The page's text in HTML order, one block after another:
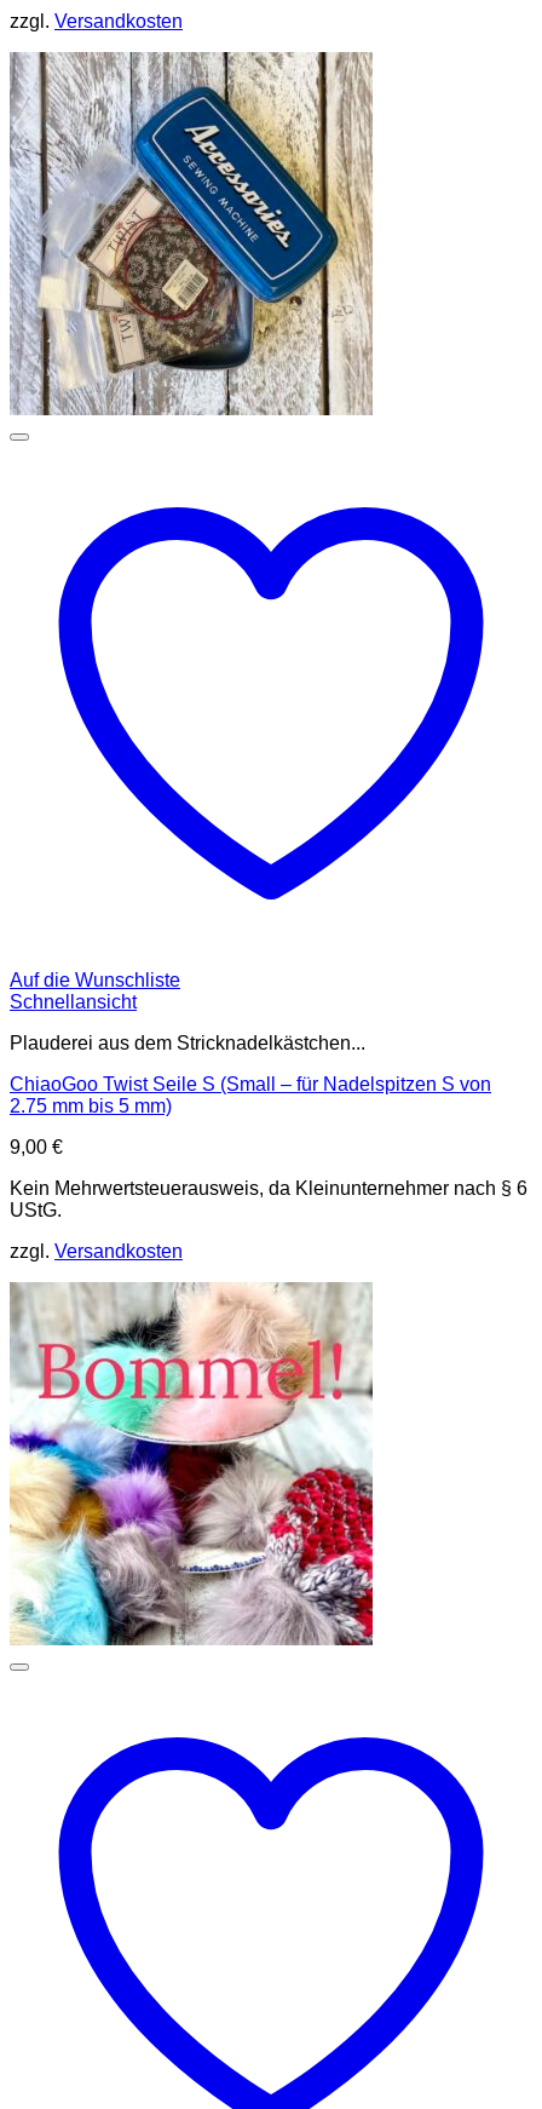
zzgl. Versandkosten
Auf die Wunschliste
Schnellansicht
Plauderei aus dem Stricknadelkästchen...
ChiaoGoo Twist Seile S (Small – für Nadelspitzen S von
2.75 mm bis 5 mm)
9,00 €
Kein Mehrwertsteuerausweis, da Kleinunternehmer nach § 6
UStG.
zzgl. Versandkosten